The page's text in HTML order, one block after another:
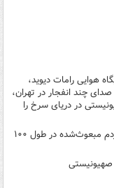
هوایی رامات دیوید،
چند انفجار در تهران،
در دریای سرخ را
تقدیر فرمانده هوافضا سپاه پاسداران از حضور مردم مبعوث‌شده در طول ۱۰۰
صهیونیستی